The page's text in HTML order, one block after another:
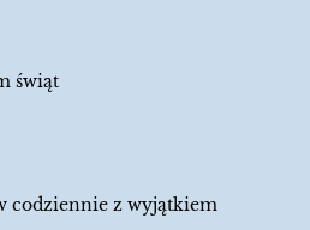
świąt
codziennie z wyjątkiem